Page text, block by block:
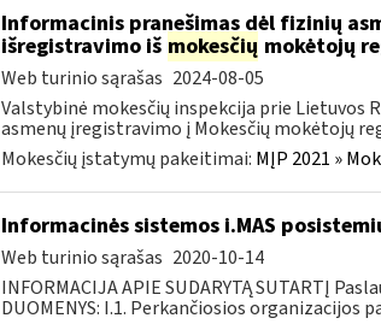
Informacinis pranešimas dėl fizinių
išregistravimo iš mokesčių mokėtojų
Web turinio sąrašas 2024-08-05
Valstybinė mokesčių inspekcija prie
asmenų įregistravimo į Mokesčių mokėtojų
Mokesčių įstatymų pakeitimai: MĮP 2021 »
Informacinės sistemos i.MAS
Web turinio sąrašas 2020-10-14
INFORMACIJA APIE SUDARYTĄ SUTARTĮ
DUOMENYS: I.1. Perkančiosios organizacijos